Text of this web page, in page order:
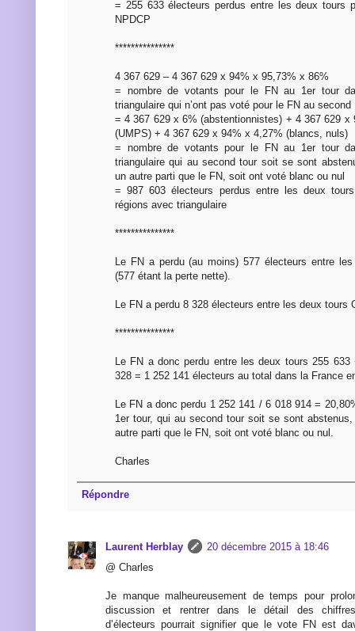
= 255 633 électeurs perdus entre les deux tours
NPDCP
***************
4 367 629 – 4 367 629 x 94% x 95,73% x 86%
= nombre de votants pour le FN au 1er tour
triangulaire qui n’ont pas voté pour le FN au second
= 4 367 629 x 6% (abstentionnistes) + 4 367 629 x
(UMPS) + 4 367 629 x 94% x 4,27% (blancs, nuls)
= nombre de votants pour le FN au 1er tour
triangulaire qui au second tour soit se sont
un autre parti que le FN, soit ont voté blanc ou nul
= 987 603 électeurs perdus entre les deux
régions avec triangulaire
***************
Le FN a perdu (au moins) 577 électeurs entre
(577 étant la perte nette).
Le FN a perdu 8 328 électeurs entre les deux tours
***************
Le FN a donc perdu entre les deux tours 255
328 = 1 252 141 électeurs au total dans la France
Le FN a donc perdu 1 252 141 / 6 018 914 =
1er tour, qui au second tour soit se sont
autre parti que le FN, soit ont voté blanc ou nul.
Charles
Répondre
Laurent Herblay
20 décembre 2015 à 18:46
@ Charles
Je manque malheureusement de temps pour
discussion et rentrer dans le détail des
d’électeurs pourrait signifier que le vote FN est